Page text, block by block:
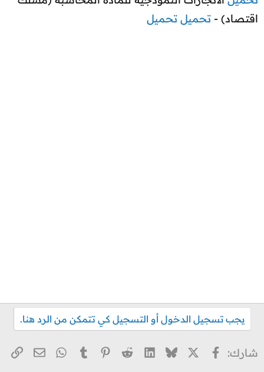
اقتصاد) - تحميل تحميل
يجب تسجيل الدخول أو التسجيل كي تتمكن من الرد هنا.
شارك: فيسبوك
X
Bluesky
LinkedIn
Reddit
Pinterest
Tumblr
WhatsApp
البريد